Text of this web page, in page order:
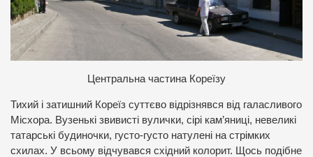
Центральна частина Кореїзу
Тихий і затишний Кореїз суттєво відрізнявся від галасливого
Місхора. Вузенькі звивисті вулички, сірі кам’яниці, невеликі
татарські будиночки, густо-густо натулені на стрімких
схилах. У всьому відчувався східний колорит. Щось подібне